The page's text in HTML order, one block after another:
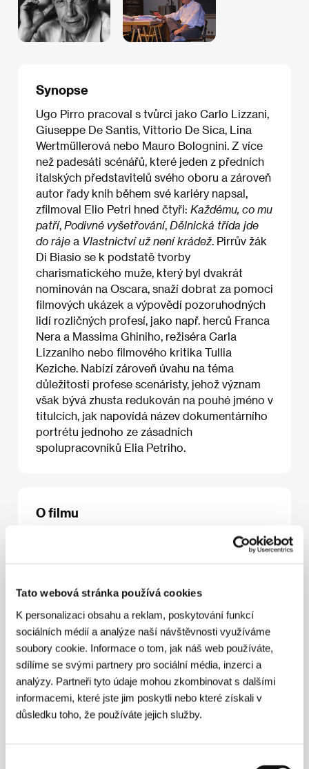
Tato webová stránka používá cookies
K personalizaci obsahu a reklam, poskytování funkcí
sociálních médií a analýze naší návštěvnosti využíváme
soubory cookie. Informace o tom, jak náš web používáte,
sdílíme se svými partnery pro sociální média, inzerci a
analýzy. Partneři tyto údaje mohou zkombinovat s dalšími
informacemi, které jste jim poskytli nebo které získali v
důsledku toho, že používáte jejich služby.
Synopse
Ugo Pirro pracoval s tvůrci jako Carlo Lizzani,
Giuseppe De Santis, Vittorio De Sica, Lina
Wertmüllerová nebo Mauro Bolognini. Z více
než padesáti scénářů, které jeden z předních
italských představitelů svého oboru a zároveň
autor řady knih během své kariéry napsal,
zfilmoval Elio Petri hned čtyři: Každému, co mu
patří, Podivné vyšetřování, Dělnická třída jde
do ráje a Vlastnictví už není krádež. Pirrův žák
Di Biasio se k podstatě tvorby
charismatického muže, který byl dvakrát
nominován na Oscara, snaží dobrat za pomoci
filmových ukázek a výpovědí pozoruhodných
lidí rozličných profesí, jako např. herců Franca
Nera a Massima Ghiniho, režiséra Carla
Lizzaniho nebo filmového kritika Tullia
Keziche. Nabízí zároveň úvahu na téma
důležitosti profese scenáristy, jehož význam
však bývá zhusta redukován na pouhé jméno v
titulcích, jak napovídá název dokumentárního
portrétu jednoho ze zásadních
spolupracovníků Elia Petriho.
O filmu
Sellitti
/ Kamera Ferran Paredes Rubio
Giulio Testa/ ProducentGeorgette Ranucci
VýrobaVolante Uno/ KoprodukceRaisat Cinema,
Teche Rai/ HrajíMassimo Ghini, Franco Nero,
Ottavia Piccolo, Donata Carelli, Carlo Lizzani,
Andrea Purgatori/ KontaktLUCKY RED
Režie